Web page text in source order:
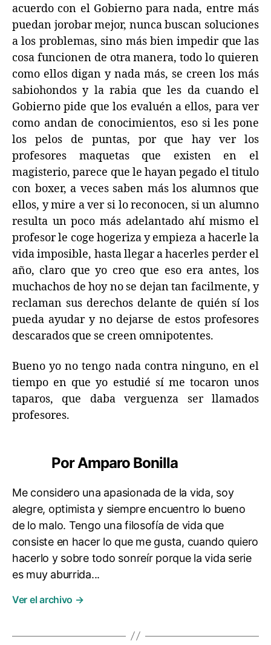
acuerdo con el Gobierno para nada, entre más
puedan jorobar mejor, nunca buscan soluciones
a los problemas, sino más bien impedir que las
cosa funcionen de otra manera, todo lo quieren
como ellos digan y nada más, se creen los más
sabiohondos y la rabia que les da cuando el
Gobierno pide que los evaluén a ellos, para ver
como andan de conocimientos, eso si les pone
los pelos de puntas, por que hay ver los
profesores maquetas que existen en el
magisterio, parece que le hayan pegado el titulo
con boxer, a veces saben más los alumnos que
ellos, y mire a ver si lo reconocen, si un alumno
resulta un poco más adelantado ahí mismo el
profesor le coge hogeriza y empieza a hacerle la
vida imposible, hasta llegar a hacerles perder el
año, claro que yo creo que eso era antes, los
muchachos de hoy no se dejan tan facilmente, y
reclaman sus derechos delante de quién sí los
pueda ayudar y no dejarse de estos profesores
descarados que se creen omnipotentes.
Bueno yo no tengo nada contra ninguno, en el
tiempo en que yo estudié sí me tocaron unos
taparos, que daba verguenza ser llamados
profesores.
Por Amparo Bonilla
Me considero una apasionada de la vida, soy
alegre, optimista y siempre encuentro lo bueno
de lo malo. Tengo una filosofía de vida que
consiste en hacer lo que me gusta, cuando quiero
hacerlo y sobre todo sonreír porque la vida serie
es muy aburrida...
Ver el archivo →